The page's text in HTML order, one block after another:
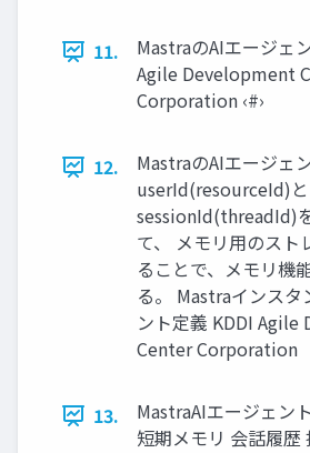
11.
MastraのAIエージェ
Agile Development
Corporation ‹#›
12.
MastraのAIエージェ
userId(resourceId)と
sessionId(threadId)
て、 メモリ用のスト
ることで、メモリ機
る。 Mastraインスタ
ント定義 KDDI
Center Corporation
13.
MastraAIエージェン
短期メモリ 会話履歴